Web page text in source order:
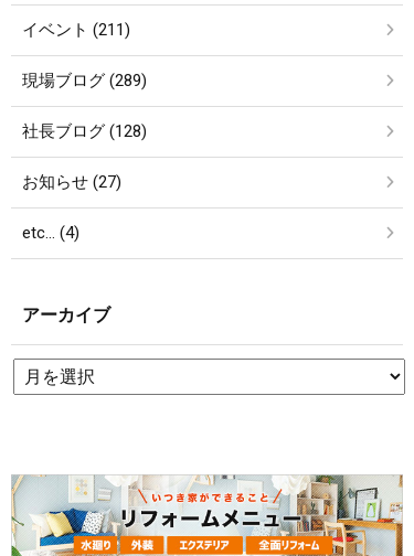
イベント (211)
現場ブログ (289)
社長ブログ (128)
お知らせ (27)
etc… (4)
アーカイブ